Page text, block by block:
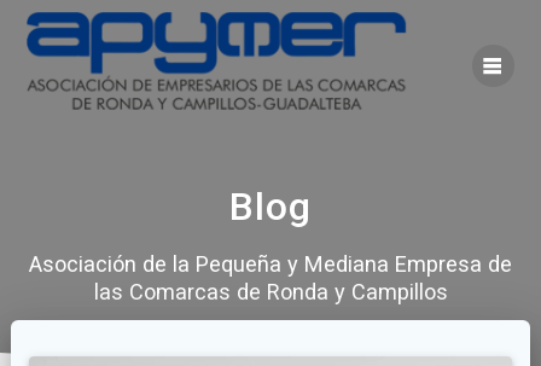
Saltar
contenido
Blog
Asociación de la Pequeña y Mediana Empresa de
las Comarcas de Ronda y Campillos